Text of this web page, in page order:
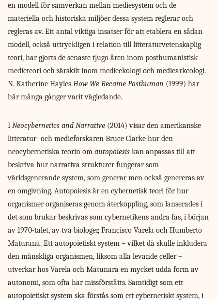
en modell för samverkan mellan mediesystem och de
materiella och historiska miljöer dessa system reglerar och
regleras av. Ett antal viktiga insatser för att etablera en sådan
modell, också uttryckligen i relation till litteraturvetenskaplig
teori, har gjorts de senaste tjugo åren inom posthumanistisk
medieteori och särskilt inom medieekologi och mediearkeologi.
N. Katherine Hayles How We Became Posthuman (1999) har
här många gånger varit vägledande.
I Neocybernetics and Narrative (2014) visar den amerikanske
litteratur- och medieforskaren Bruce Clarke hur den
neocybernetiska teorin om autopoiesis kan anpassas till att
beskriva hur narrativa strukturer fungerar som
världsgenerande system, som generar men också genereras av
en omgivning. Autopoiesis är en cybernetisk teori för hur
organismer organiseras genom återkoppling, som lanserades i
det som brukar beskrivas som cybernetikens andra fas, i början
av 1970-talet, av två biologer, Francisco Varela och Humberto
Maturana. Ett autopoietiskt system – vilket då skulle inkludera
den mänskliga organismen, liksom alla levande celler –
utverkar hos Varela och Matunara en mycket udda form av
autonomi, som ofta har missförståtts. Samtidigt som ett
autopoietiskt system ska förstås som ett cybernetiskt system, i